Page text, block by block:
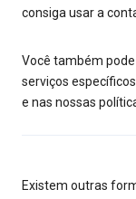
consiga usar a
Você também pode
serviços
e nas nossas
Existem outras